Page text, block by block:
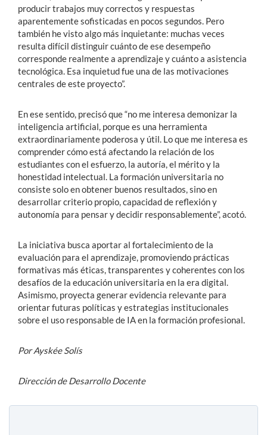
producir trabajos muy correctos y respuestas
aparentemente sofisticadas en pocos segundos. Pero
también he visto algo más inquietante: muchas veces
resulta difícil distinguir cuánto de ese desempeño
corresponde realmente a aprendizaje y cuánto a asistencia
tecnológica. Esa inquietud fue una de las motivaciones
centrales de este proyecto”.
En ese sentido, precisó que “no me interesa demonizar la
inteligencia artificial, porque es una herramienta
extraordinariamente poderosa y útil. Lo que me interesa es
comprender cómo está afectando la relación de los
estudiantes con el esfuerzo, la autoría, el mérito y la
honestidad intelectual. La formación universitaria no
consiste solo en obtener buenos resultados, sino en
desarrollar criterio propio, capacidad de reflexión y
autonomía para pensar y decidir responsablemente”, acotó.
La iniciativa busca aportar al fortalecimiento de la
evaluación para el aprendizaje, promoviendo prácticas
formativas más éticas, transparentes y coherentes con los
desafíos de la educación universitaria en la era digital.
Asimismo, proyecta generar evidencia relevante para
orientar futuras políticas y estrategias institucionales
sobre el uso responsable de IA en la formación profesional.
Por Ayskée Solís
Dirección de Desarrollo Docente